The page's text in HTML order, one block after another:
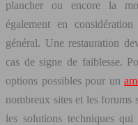
plancher ou encore la
également en
général. Une restauration
cas de signe de faiblesse.
options possibles pour un
nombreux sites et les
les solutions techniques